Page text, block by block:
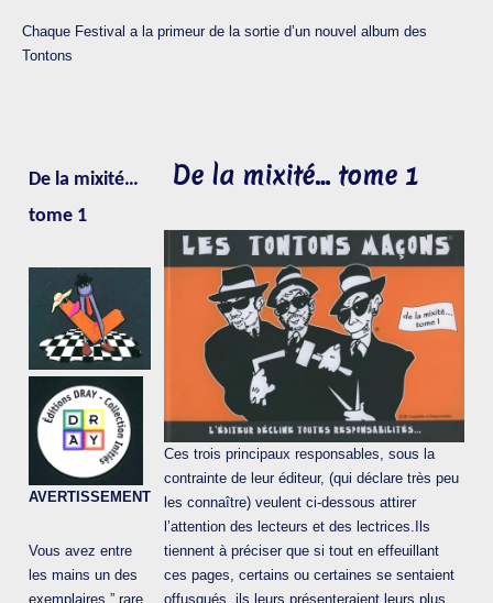
Chaque Festival a la primeur de la sortie d’un nouvel album des
Tontons
De la mixité…
tome 1
AVERTISSEMENT
Vous avez entre
les mains un des
exemplaires ” rare
De la mixité… tome 1
Ces trois principaux responsables, sous la
contrainte de leur éditeur, (qui déclare très peu
les connaître) veulent ci-dessous attirer
l’attention des lecteurs et des lectrices.Ils
tiennent à préciser que si tout en effeuillant
ces pages, certains ou certaines se sentaient
offusqués, ils leurs présenteraient leurs plus